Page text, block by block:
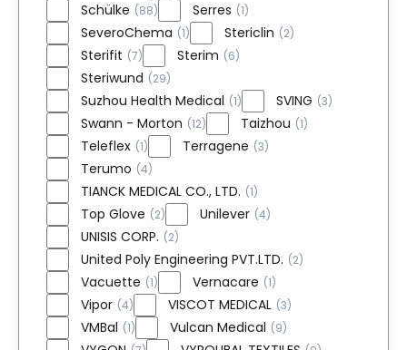
Schülke (88) Serres (1)
SeveroChema (1) Stericlin (2)
Sterifit (7) Sterim (6)
Steriwund (29)
Suzhou Health Medical (1) SVING (3)
Swann - Morton (12) Taizhou (1)
Teleflex (1) Terragene (3)
Terumo (4)
TIANCK MEDICAL CO., LTD. (1)
Top Glove (2) Unilever (4)
UNISIS CORP. (2)
United Poly Engineering PVT.LTD. (2)
Vacuette (1) Vernacare (1)
Vipor (4) VISCOT MEDICAL (3)
VMBal (1) Vulcan Medical (9)